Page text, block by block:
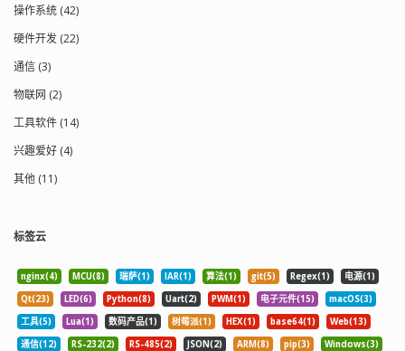
有空洞。如果你的系统要求 ID 必须严格
连续（1, 2, 3...），ULID 不适合。 ❌ 存储
空间极度敏感 虽然比 UUID 短，但如果
自增 ID（Int/Long）仍然是最省空间
的。 ULID 适合用在哪些场景？ 日志系统
志追踪 ID。 分布式系统 不依赖数据库自
增 ID，避免单点瓶颈。 数据库主键
B+Tree 索引友好，写入性能更好。 消息
队列 消息 ID 自带时间顺序，消费端更容
方案。如果你正在寻找一个比 UUID 更优
雅、比雪花算法更简单的方案，不妨试
操作系统 (42)
硬件开发 (22)
通信 (3)
物联网 (2)
工具软件 (14)
兴趣爱好 (4)
其他 (11)
标签云
nginx(4) MCU(8) 瑞萨(1) IAR(1) 算法(1) git(5) Regex(1)
电源(1)
Qt(23)
LED(6) Python(8) Uart(2) PWM(1) 电子元件(15)
macOS(3)
工具(5)
Lua(1) 数码产品(1) 树莓派(1) HEX(1) base64(1)
Web(13)
通信(12)
RS-232(2) RS-485(2) JSON(2) ARM(8) pip(3)
Windows(3)